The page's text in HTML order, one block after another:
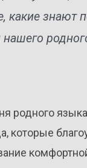
какие знают
нашего
родного
которые